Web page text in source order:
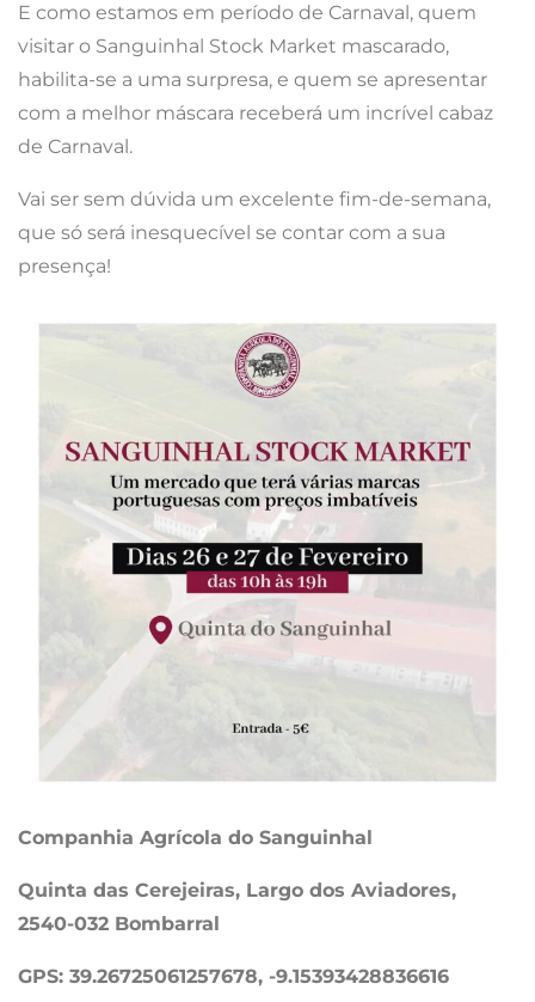
E como estamos em período de Carnaval, quem
visitar o Sanguinhal Stock Market mascarado,
habilita-se a uma surpresa, e quem se apresentar
com a melhor máscara receberá um incrível cabaz
de Carnaval.
Vai ser sem dúvida um excelente fim-de-semana,
que só será inesquecível se contar com a sua
presença!
Companhia Agrícola do Sanguinhal
Quinta das Cerejeiras, Largo dos Aviadores,
2540-032 Bombarral
GPS: 39.26725061257678, -9.15393428836616